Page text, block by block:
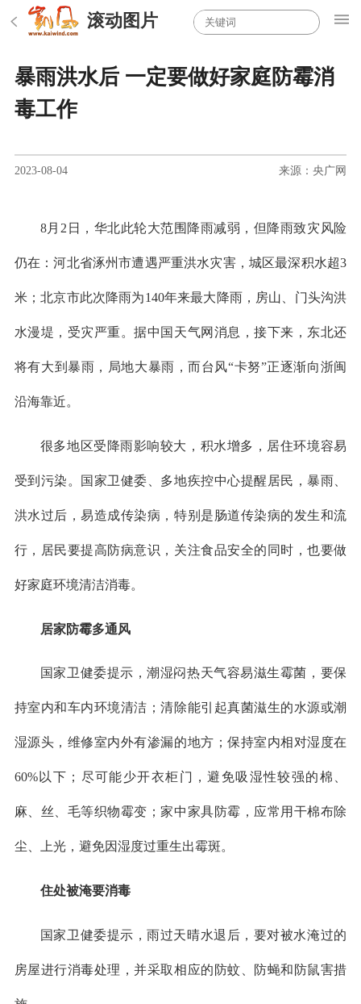
滚动图片
暴雨洪水后 一定要做好家庭防霉消
毒工作
2023-08-04 来源：央广网
8月2日，华北此轮大范围降雨减弱，但降雨致灾风险
仍在：河北省涿州市遭遇严重洪水灾害，城区最深积水超3
米；北京市此次降雨为140年来最大降雨，房山、门头沟洪
水漫堤，受灾严重。据中国天气网消息，接下来，东北还
将有大到暴雨，局地大暴雨，而台风“卡努”正逐渐向浙闽
沿海靠近。
很多地区受降雨影响较大，积水增多，居住环境容易
受到污染。国家卫健委、多地疾控中心提醒居民，暴雨、
洪水过后，易造成传染病，特别是肠道传染病的发生和流
行，居民要提高防病意识，关注食品安全的同时，也要做
好家庭环境清洁消毒。
居家防霉多通风
国家卫健委提示，潮湿闷热天气容易滋生霉菌，要保
持室内和车内环境清洁；清除能引起真菌滋生的水源或潮
湿源头，维修室内外有渗漏的地方；保持室内相对湿度在
60%以下；尽可能少开衣柜门，避免吸湿性较强的棉、
麻、丝、毛等织物霉变；家中家具防霉，应常用干棉布除
尘、上光，避免因湿度过重生出霉斑。
住处被淹要消毒
国家卫健委提示，雨过天晴水退后，要对被水淹过的
房屋进行消毒处理，并采取相应的防蚊、防蝇和防鼠害措